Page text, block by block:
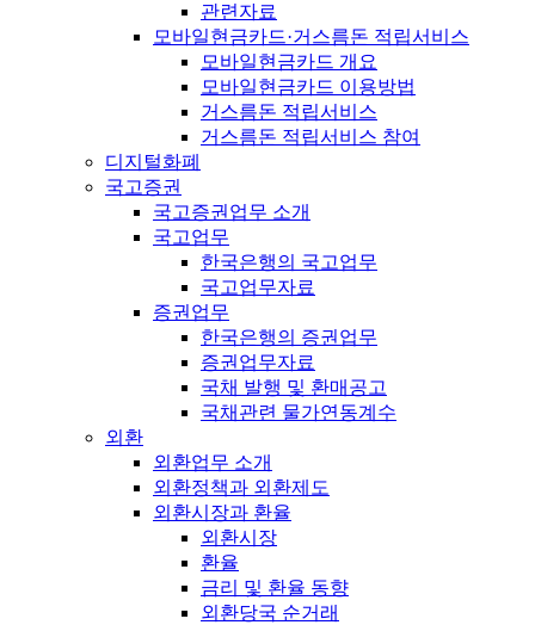
관련자료
모바일현금카드·거스름돈 적립서비스
모바일현금카드 개요
모바일현금카드 이용방법
거스름돈 적립서비스
거스름돈 적립서비스 참여
디지털화폐
국고증권
국고증권업무 소개
국고업무
한국은행의 국고업무
국고업무자료
증권업무
한국은행의 증권업무
증권업무자료
국채 발행 및 환매공고
국채관련 물가연동계수
외환
외환업무 소개
외환정책과 외환제도
외환시장과 환율
외환시장
환율
금리 및 환율 동향
외환당국 순거래